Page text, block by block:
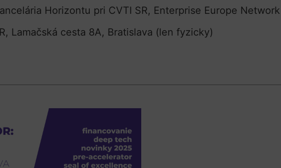
Horizontu pri CVTI SR, Enterprise Europe Network
Lamačská cesta 8A, Bratislava (len fyzicky)